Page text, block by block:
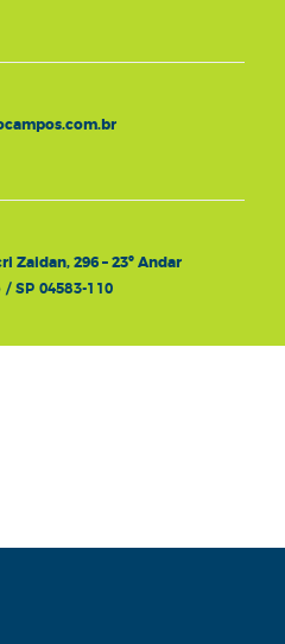
Zaidan, 296 – 23º Andar
SP 04583-110